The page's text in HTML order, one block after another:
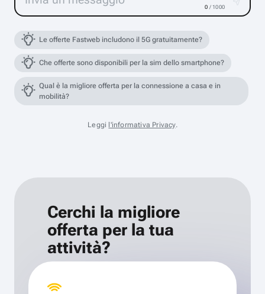
0 / 1000
Le offerte Fastweb includono il 5G gratuitamente?
Che offerte sono disponibili per la sim dello smartphone?
Qual è la migliore offerta per la connessione a casa e in
mobilità?
Leggi l'informativa Privacy.
Cerchi la migliore
offerta per la tua
attività?